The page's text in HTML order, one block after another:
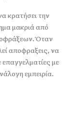
κρατήσει την
μακριά από
Όταν
αποφραξεις, να
επαγγελματίες με
εμπειρία.